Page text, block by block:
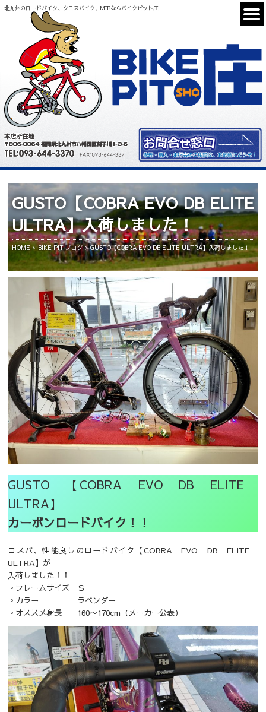
北九州のロードバイク、クロスバイク、MTBならバイクピット庄
GUSTO【COBRA EVO DB ELITE
ULTRA】入荷しました！
HOME BIKE PIT ブログ GUSTO【COBRA EVO DB ELITE ULTRA】入荷しました！
GUSTO 【COBRA EVO DB ELITE
ULTRA】
カーボンロードバイク！！
コスパ、性能良しのロードバイク【COBRA EVO DB ELITE
ULTRA】が
入荷しました！！
◦フレームサイズ Ｓ
◦カラー ラベンダー
◦オススメ身長 160〜170cm（メーカー公表）